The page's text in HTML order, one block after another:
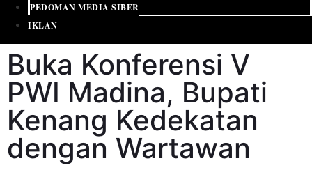
PEDOMAN MEDIA SIBER
IKLAN
Buka Konferensi V
PWI Madina, Bupati
Kenang Kedekatan
dengan Wartawan